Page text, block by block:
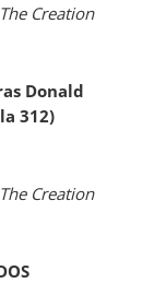
Creation
Donald
312)
Creation